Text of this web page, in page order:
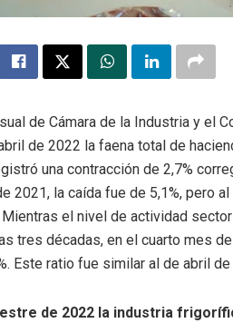
de Cámara de la Industria y el
de 2022 la faena total de
una contracción de 2,7%
2021, la caída fue de 5,1%, pero
el nivel de actividad
tres décadas, en el cuarto mes
Este ratio fue similar al de abril de
de 2022 la industria